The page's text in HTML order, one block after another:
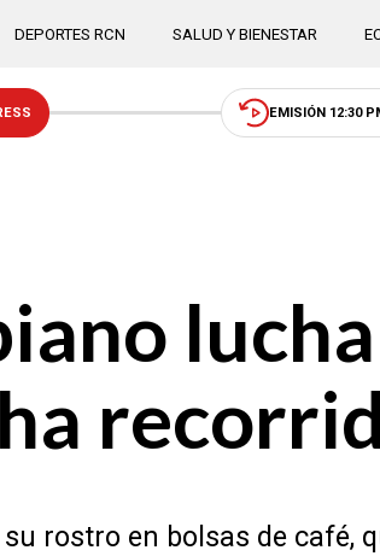
DEPORTES RCN SALUD Y BIENESTAR
EMISIÓN 12:30
rostro en bolsas de café,